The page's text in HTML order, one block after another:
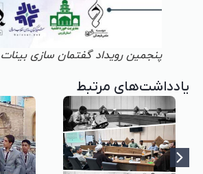
پنجمین رویداد گفتمان سازی بینات
یادداشت‌های مرتبط